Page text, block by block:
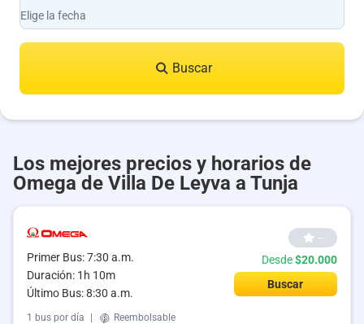
Buscar
Los mejores precios y horarios de
Omega de Villa De Leyva a Tunja
Primer Bus: 7:30 a.m.
Duración: 1h 10m
Último Bus: 8:30 a.m.
--
Desde$20.000
Buscar
1 bus por día Reembolsable